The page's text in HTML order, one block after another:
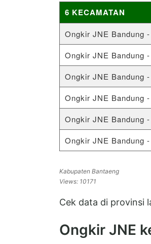
6 KECAMATAN
Ongkir JNE Bandung
Ongkir JNE Bandung
Ongkir JNE Bandung
Ongkir JNE Bandung
Ongkir JNE Bandung
Ongkir JNE Bandung
Kabupaten Bantaeng
Views: 10171
Cek data di provinsi
Ongkir JNE